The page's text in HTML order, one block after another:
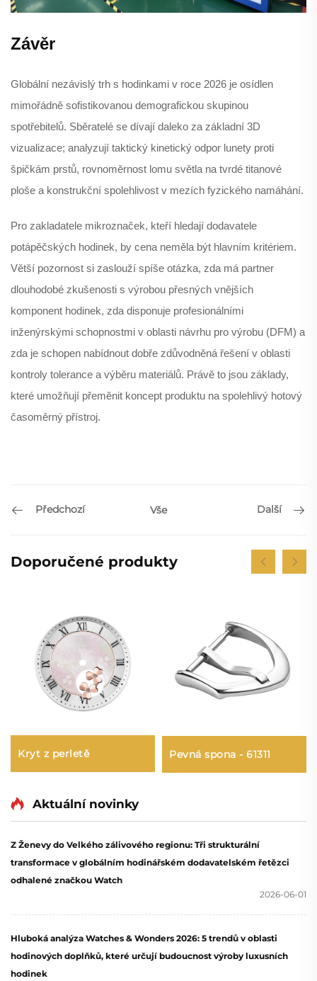
Závěr
Globální nezávislý trh s hodinkami v roce 2026 je osídlen
mimořádně sofistikovanou demografickou skupinou
spotřebitelů. Sběratelé se dívají daleko za základní 3D
vizualizace; analyzují taktický kinetický odpor lunety proti
špičkám prstů, rovnoměrnost lomu světla na tvrdé titanové
ploše a konstrukční spolehlivost v mezích fyzického namáhání.
Pro zakladatele mikroznaček, kteří hledají dodavatele
potápěčských hodinek, by cena neměla být hlavním kritériem.
Větší pozornost si zaslouží spíše otázka, zda má partner
dlouhodobé zkušenosti s výrobou přesných vnějších
komponent hodinek, zda disponuje profesionálními
inženýrskými schopnostmi v oblasti návrhu pro výrobu (DFM) a
zda je schopen nabídnout dobře zdůvodněná řešení v oblasti
kontroly tolerance a výběru materiálů. Právě to jsou základy,
které umožňují přeměnit koncept produktu na spolehlivý hotový
časoměrný přístroj.
Předchozí Vše Další
Doporučené produkty
Kryt z perletě Pevná spona - 61311
Aktuální novinky
Z Ženevy do Velkého zálivového regionu: Tři strukturální
transformace v globálním hodinářském dodavatelském řetězci
odhalené značkou Watch
2026-06-01
Hluboká analýza Watches & Wonders 2026: 5 trendů v oblasti
hodinových doplňků, které určují budoucnost výroby luxusních
hodinek